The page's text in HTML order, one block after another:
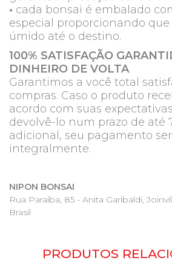
• cada bonsai é embalado
especial proporcionando
úmido até o destino.
100% SATISFAÇÃO
DINHEIRO DE VOLTA
Garantimos a você total
compras. Caso o produto
acordo com suas
devolvê-lo num prazo de até
adicional, seu pagamento
integralmente.
NIPON BONSAI
Rua Paraíba, 85 - Anita Garibaldi,
Brasil
PRODUTOS